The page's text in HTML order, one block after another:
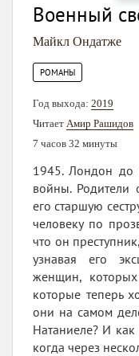
Военный
Майкл Ондатже
РОМАНЫ
Год выхода: 2019
Читает Амир Рашидов
7 часов 32 минуты
1945. Лондон до
войны. Родители
его старшую
человеку по
что он
узнавая его
женщин,
которые теперь
они на самом
Натаниеле? И
когда через